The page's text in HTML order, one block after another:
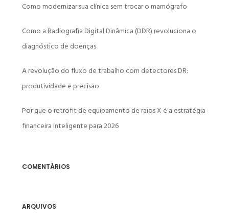
Como modernizar sua clínica sem trocar o mamógrafo
Como a Radiografia Digital Dinâmica (DDR) revoluciona o
diagnóstico de doenças
A revolução do fluxo de trabalho com detectores DR:
produtividade e precisão
Por que o retrofit de equipamento de raios X é a estratégia
financeira inteligente para 2026
COMENTÁRIOS
ARQUIVOS